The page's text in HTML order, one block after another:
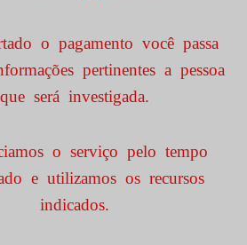
o pagamento você passa
pertinentes a pessoa
que será investigada.
o serviço pelo tempo
e utilizamos os recursos
indicados.